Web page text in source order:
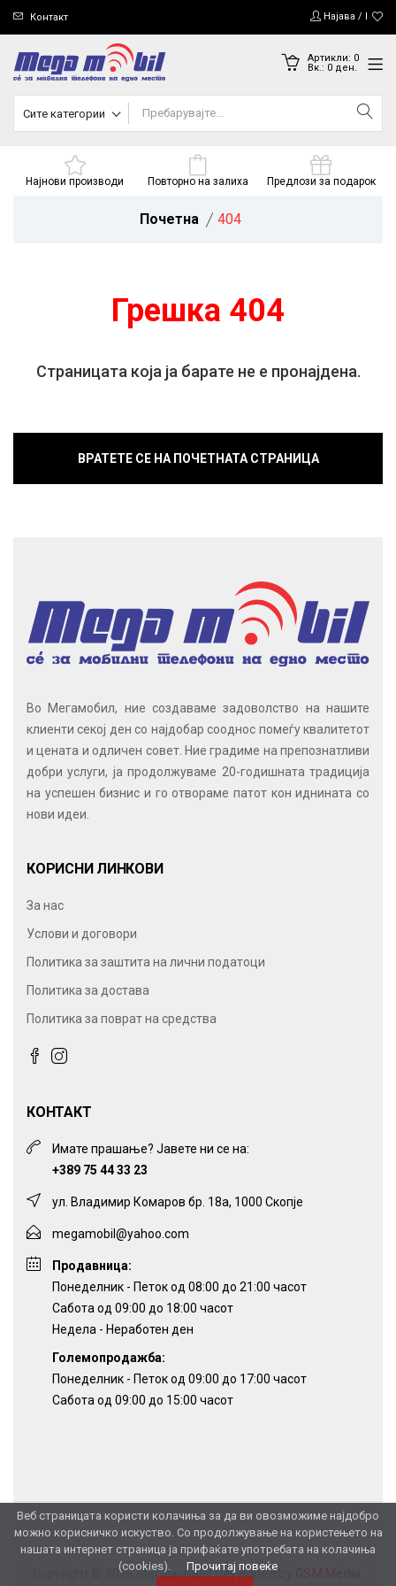
Контакт Најава /
Артикли: 0
Вк.: 0ден.
Сите категории
Најнови производи Повторно на залиха Предлози за подарок
Почетна 404
Грешка 404
Страницата која ја барате не е пронајдена.
ВРАТЕТЕ СЕ НА ПОЧЕТНАТА СТРАНИЦА
Веб страницата користи колачиња за да ви овозможиме најдобро
можно корисничко искуство. Со продолжување на користењето на
нашата интернет страница ја прифаќате употребата на колачиња
(cookies).
Прочитај повеќе
Во Мегамобил, ние создаваме задоволство на нашите
клиенти секој ден со најдобар сооднос помеѓу квалитетот
и цената и одличен совет. Ние градиме на препознатливи
добри услуги, ја продолжуваме 20-годишната традиција
на успешен бизнис и го отвораме патот кон иднината со
нови идеи.
КОРИСНИ ЛИНКОВИ
За нас
Услови и договори
Политика за заштита на лични податоци
Политика за достава
Политика за поврат на средства
КОНТАКТ
Имате прашање? Јавете ни се на:
+389 75 44 33 23
ул. Владимир Комаров бр. 18а, 1000 Скопје
megamobil@yahoo.com
Продавница:
Понеделник - Петок од 08:00 до 21:00 часот
Сабота од 09:00 до 18:00 часот
Недела - Неработен ден
Големопродажба:
Понеделник - Петок од 09:00 до 17:00 часот
Сабота од 09:00 до 15:00 часот
Copyright © 2026 Мегамобил |Developed by